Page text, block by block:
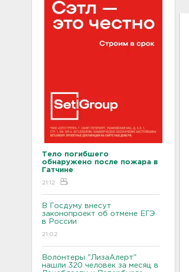
Тело погибшего
обнаружено после пожара в
Гатчине
21:12
В Госдуму внесут
законопроект об отмене ЕГЭ
в России
21:02
Волонтеры "ЛизаАлерт"
нашли 320 человек за месяц в